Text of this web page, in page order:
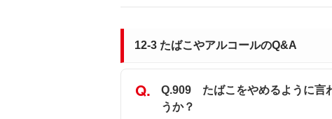
12-3 たばこやアルコールのQ&A
Q.909 たばこをやめるように言
うか？